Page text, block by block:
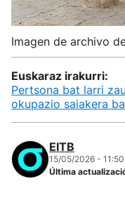
Imagen de archivo
Euskaraz irakurri:
Pertsona bat larri
okupazio saiakera
EITB
15/05/2026 - 11:50
Última